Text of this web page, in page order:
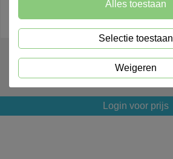
201004
Restaurant Bord Plat 19,5cm
Login voor prijs
Weigeren
Selectie toestaan
Alles toestaan